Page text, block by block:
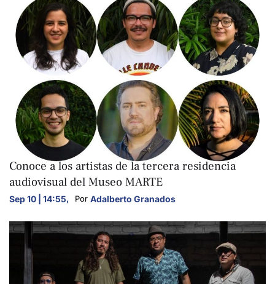
ARTE Y CULTURA
Conoce a los artistas de la tercera residencia
audiovisual del Museo MARTE
Sep 10 | 14:55, Por Adalberto Granados